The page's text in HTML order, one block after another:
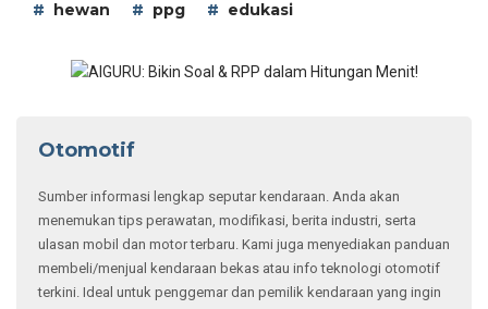
hewan ppg edukasi
Otomotif
Sumber informasi lengkap seputar kendaraan. Anda akan
menemukan tips perawatan, modifikasi, berita industri, serta
ulasan mobil dan motor terbaru. Kami juga menyediakan panduan
membeli/menjual kendaraan bekas atau info teknologi otomotif
terkini. Ideal untuk penggemar dan pemilik kendaraan yang ingin